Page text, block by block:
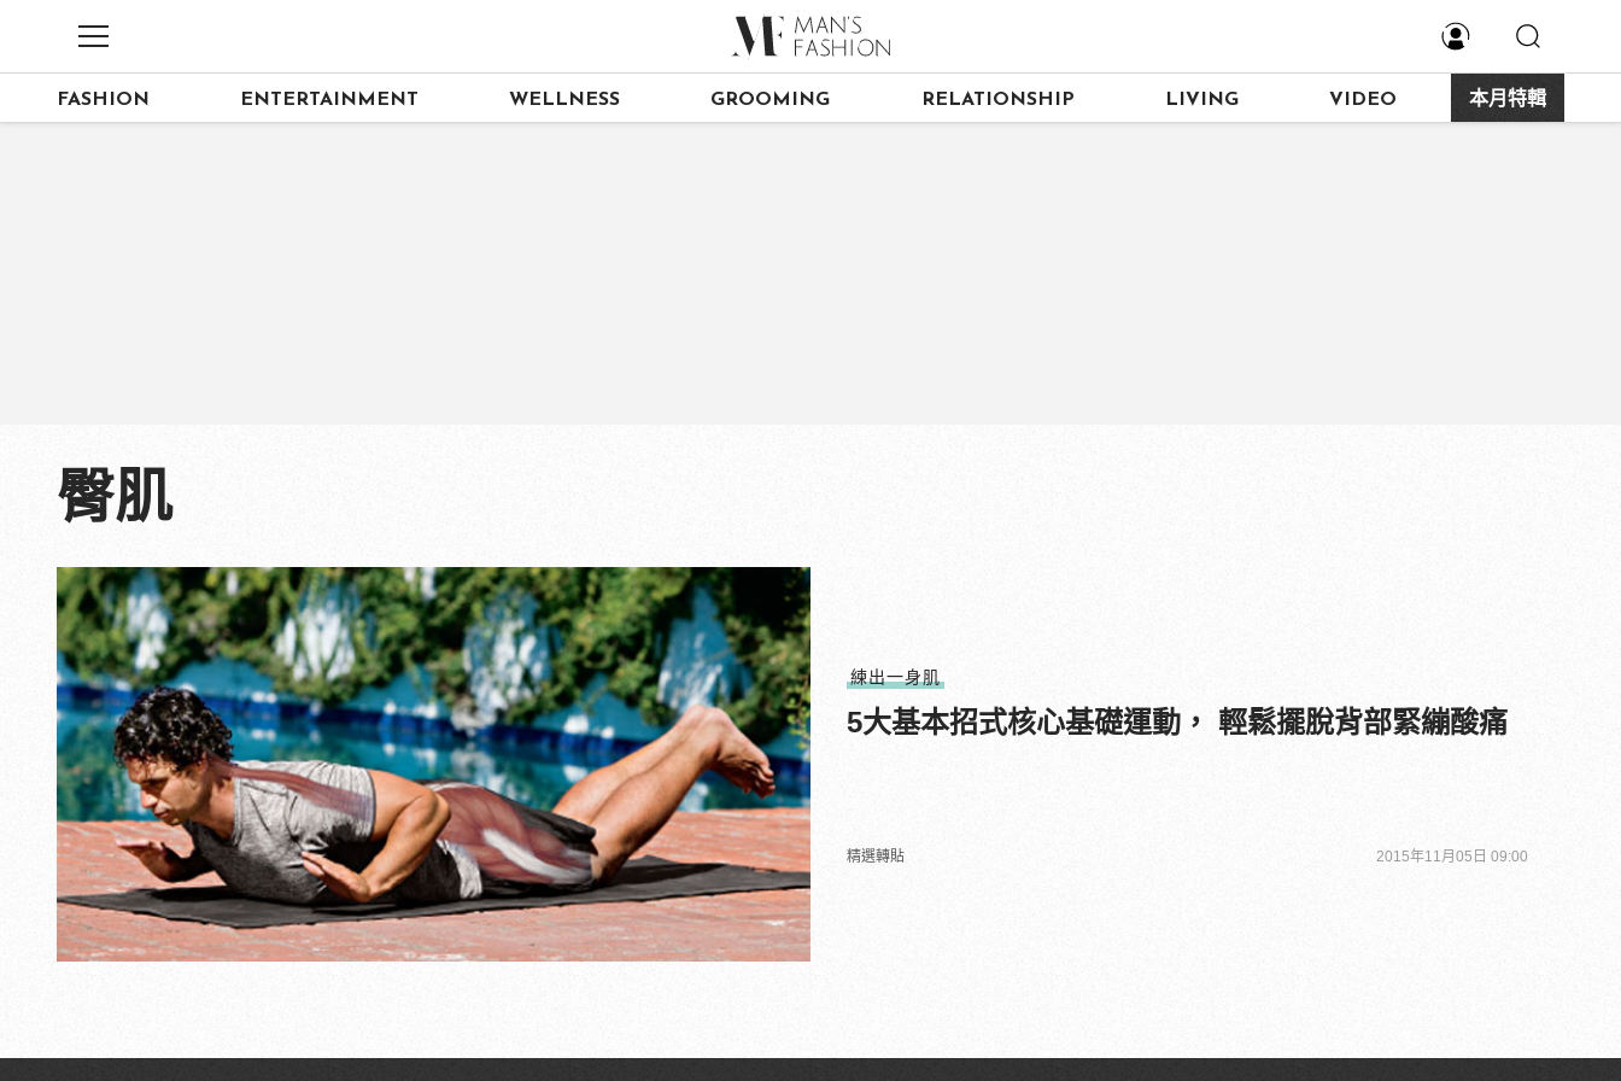
FASHION ENTERTAINMENT WELLNESS GROOMING RELATIONSHIP LIVING VIDEO 本月特輯
臀肌
練出一身肌
5大基本招式核心基礎運動， 輕鬆擺脫背部緊繃酸痛
精選轉貼 2015年11月05日 09:00